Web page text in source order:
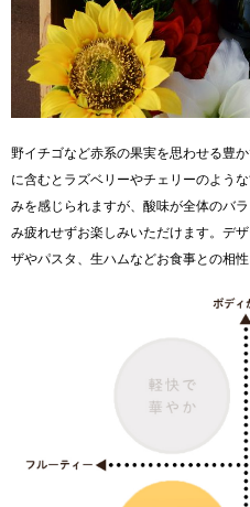
野イチゴなど赤系の果実を思わせる豊
に含むとラズベリーやチェリーのよう
みを感じられますが、酸味が全体のバ
み疲れせずお楽しみいただけます。デ
ザやパスタ、生ハムなどお食事との相性